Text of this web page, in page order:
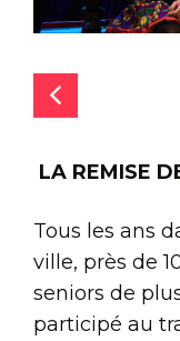
LA REMISE
Tous les ans
ville, près de
seniors de
participé au